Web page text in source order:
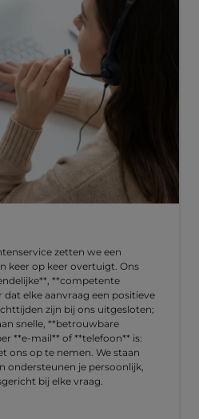
zetten we een
keer op keer overtuigt. Ons
**competente
elke aanvraag een positieve
zijn bij ons uitgesloten;
snelle, **betrouwbare
**e-mail** of **telefoon** is:
ons op te nemen. We staan
ondersteunen je persoonlijk,
bij elke vraag.